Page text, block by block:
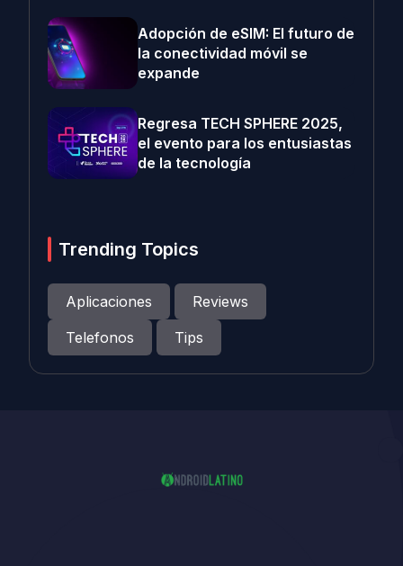
Adopción de eSIM: El futuro de
la conectividad móvil se
expande
Regresa TECH SPHERE 2025,
el evento para los entusiastas
de la tecnología
Trending Topics
Aplicaciones
Reviews
Telefonos
Tips